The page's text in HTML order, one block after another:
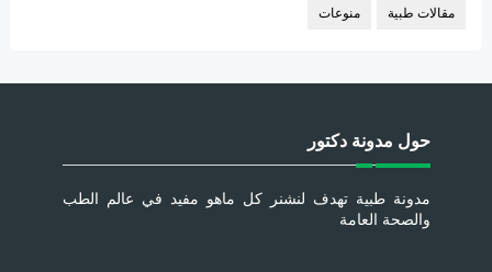
مقالات طبية منوعات
حول مدونة دكتور
مدونة طبية تهدف لنشنر كل ماهو مفيد في عالم الطب
والصحة العامة